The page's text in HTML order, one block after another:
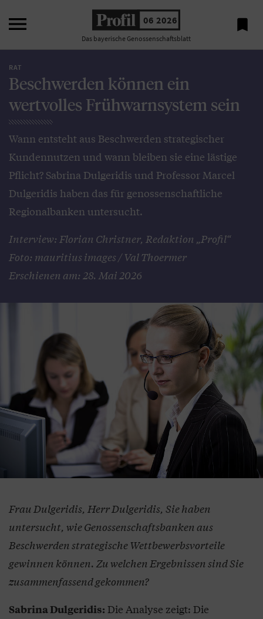
 06 2026
Das bayerische Genossenschaftsblatt

RAT
Beschwerden können ein
wertvolles Frühwarnsystem sein
Wann entsteht aus Beschwerden strategischer
Kundennutzen und wann bleiben sie eine lästige
Pflicht? Sabrina Dulgeridis und Professor Marcel
Dulgeridis haben das für genossenschaftliche
Regionalbanken untersucht.
Interview: Florian Christner, Redaktion „Profil“
Foto: mauritius images / Val Thoermer
Erschienen am: 28. Mai 2026
Frau Dulgeridis, Herr Dulgeridis, Sie haben
untersucht, wie Genossenschaftsbanken aus
Beschwerden strategische Wettbewerbsvorteile
gewinnen können. Zu welchen Ergebnissen sind Sie
zusammenfassend gekommen?
Sabrina Dulgeridis: Die Analyse zeigt: Die